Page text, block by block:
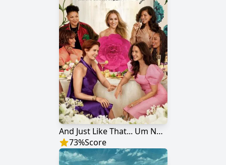
And Just Like That... Um Novo Capítulo de Sex and the City
73%Score